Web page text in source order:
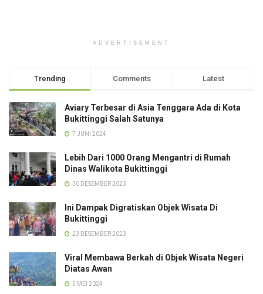
ADVERTISEMENT
Trending Comments Latest
Aviary Terbesar di Asia Tenggara Ada di Kota
Bukittinggi Salah Satunya
7 JUNI 2024
Lebih Dari 1000 Orang Mengantri di Rumah
Dinas Walikota Bukittinggi
30 DESEMBER 2023
Ini Dampak Digratiskan Objek Wisata Di
Bukittinggi
23 DESEMBER 2023
Viral Membawa Berkah di Objek Wisata Negeri
Diatas Awan
5 MEI 2024